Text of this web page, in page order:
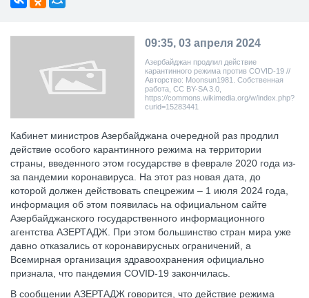
09:35, 03 апреля 2024
Азербайджан продлил действие
карантинного режима против COVID-19 //
Авторство: Moonsun1981. Собственная
работа, CC BY-SA 3.0,
https://commons.wikimedia.org/w/index.php?
curid=15283441
Кабинет министров Азербайджана очередной раз продлил
действие особого карантинного режима на территории
страны, введенного этом государстве в феврале 2020 года из-
за пандемии коронавируса. На этот раз новая дата, до
которой должен действовать спецрежим – 1 июля 2024 года,
информация об этом появилась на официальном сайте
Азербайджанского государственного информационного
агентства АЗЕРТАДЖ. При этом большинство стран мира уже
давно отказались от коронавирусных ограничений, а
Всемирная организация здравоохранения официально
признала, что пандемия COVID-19 закончилась.
В сообщении АЗЕРТАДЖ говорится, что действие режима